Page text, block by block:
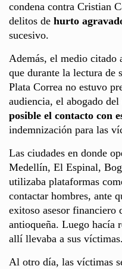
condena contra Cristian
delitos de hurto
sucesivo.
Además, el medio citado
que durante la lectura de
Plata Correa no estuvo
audiencia, el abogado
posible el contacto con
indemnización para las
Las ciudades en donde
Medellín, El Espinal,
utilizaba plataformas
contactar hombres, ante
exitoso asesor financiero
antioqueña. Luego hacía
allí llevaba a sus víctimas.
Al otro día, las víctimas